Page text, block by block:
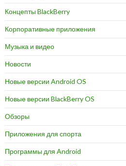
Концепты BlackBerry
Корпоративные приложения
Музыка и видео
Новости
Новые версии Android OS
Новые версии BlackBerry OS
Обзоры
Приложения для спорта
Программы для Android